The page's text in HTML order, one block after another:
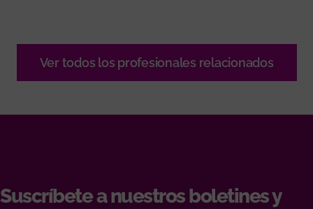
Ver todos los profesionales relacionados
Suscríbete a nuestros boletines y